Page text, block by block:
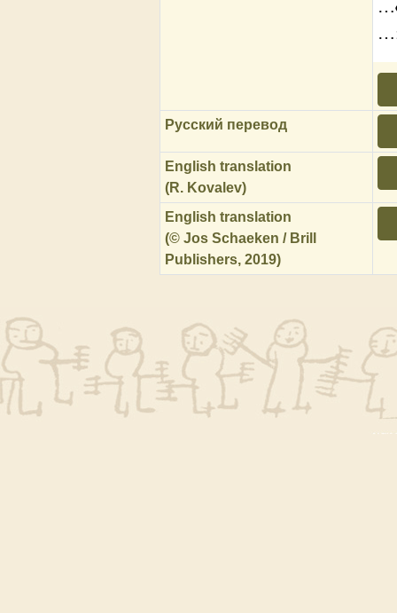
Русский перевод
English translation
(R. Kovalev)
English translation
(© Jos Schaeken / Brill
Publishers, 2019)